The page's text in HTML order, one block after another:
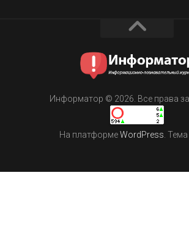
Информатор © 2026. Все права
На платформеWordPress.